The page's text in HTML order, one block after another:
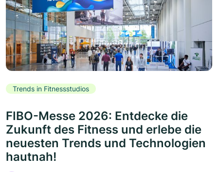
Trends in Fitnessstudios
FIBO-Messe 2026: Entdecke die
Zukunft des Fitness und erlebe die
neuesten Trends und Technologien
hautnah!